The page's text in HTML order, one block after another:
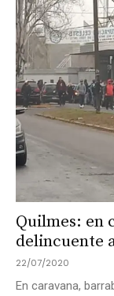
Quilmes: en
delincuente
22/07/2020
En caravana,